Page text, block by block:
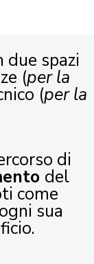
due spazi
(per la
(per la
di
del
come
sua